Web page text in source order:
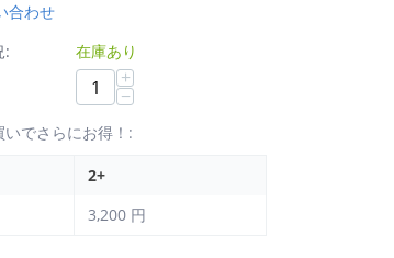
合わせ
:
在庫あり
+
−
いでさらにお得！:
2+
3,200 円